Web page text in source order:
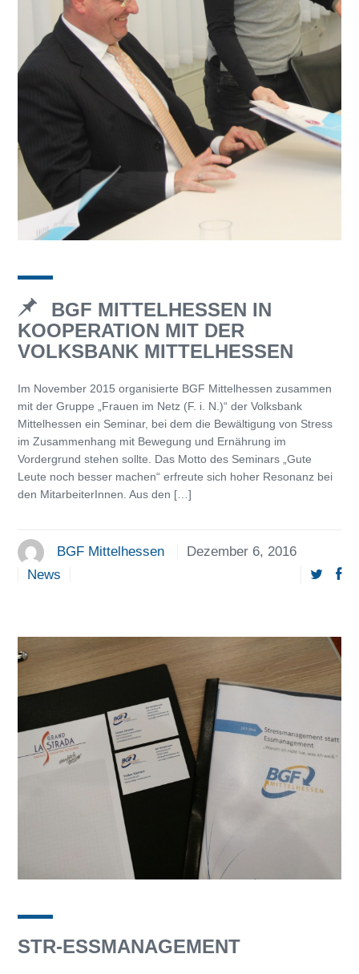
BGF MITTELHESSEN IN
KOOPERATION MIT DER
VOLKSBANK MITTELHESSEN
Im November 2015 organisierte BGF Mittelhessen zusammen
mit der Gruppe „Frauen im Netz (F. i. N.)“ der Volksbank
Mittelhessen ein Seminar, bei dem die Bewältigung von Stress
im Zusammenhang mit Bewegung und Ernährung im
Vordergrund stehen sollte. Das Motto des Seminars „Gute
Leute noch besser machen“ erfreute sich hoher Resonanz bei
den MitarbeiterInnen. Aus den […]
BGF Mittelhessen
Dezember 6, 2016
News
STR-ESSMANAGEMENT